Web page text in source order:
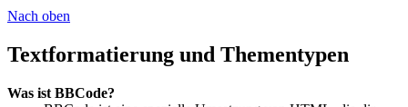
Nach oben
Textformatierung und Thementypen
Was ist BBCode?